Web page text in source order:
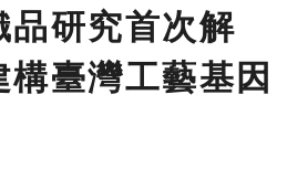
研究首次解
臺灣工藝基因